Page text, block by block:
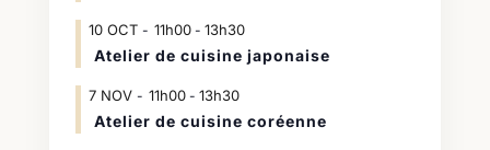
10 OCT 11h00- 13h30
Atelier de cuisine japonaise
7 NOV 11h00- 13h30
Atelier de cuisine coréenne